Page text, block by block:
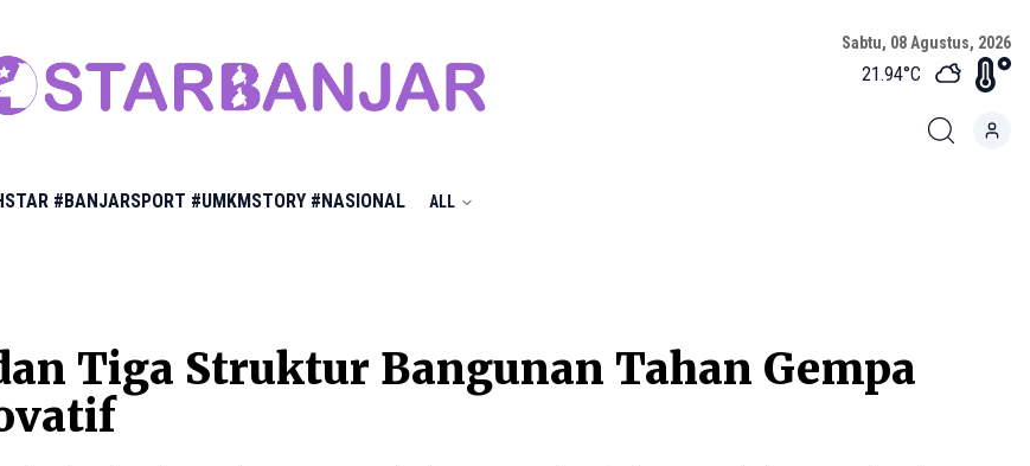
Sabtu, 08 Agustus, 2026
21.94°C
#BANJARSPORT #UMKMSTORY #NASIONAL ALL
Tiga Struktur Bangunan Tahan Gempa